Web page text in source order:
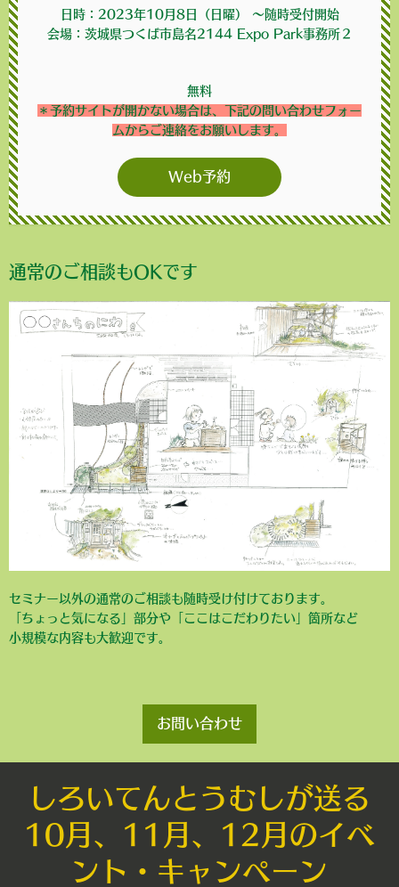
日時：2023年10月8日（日曜） 〜随時受付開始
会場：茨城県つくば市島名2144 Expo Park事務所２
無料
＊予約サイトが開かない場合は、下記の問い合わせフォー
ムからご連絡をお願いします。
Web予約
通常のご相談もOKです
セミナー以外の通常のご相談も随時受け付けております。
「ちょっと気になる」部分や「ここはこだわりたい」箇所など
小規模な内容も大歓迎です。
お問い合わせ
しろいてんとうむしが送る
10月、11月、12月のイベ
ント・キャンペーン